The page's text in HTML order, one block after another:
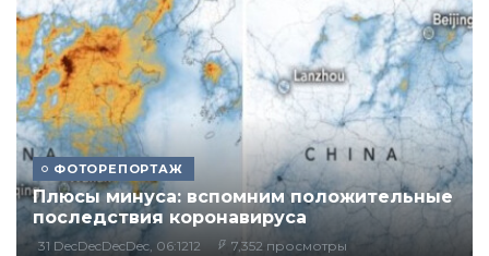
ФОТОРЕПОРТАЖ
Плюсы минуса: вспомним положительные
последствия коронавируса
31 DecDecDecDec, 06:1212 7,352 просмотры